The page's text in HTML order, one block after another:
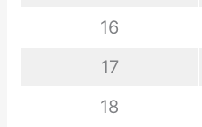
16
17
18